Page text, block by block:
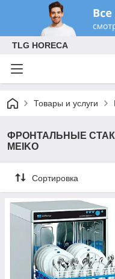
TLG HORECA
Товары и услуги
ФРОНТАЛЬНЫЕ
MEIKO
Сортировка